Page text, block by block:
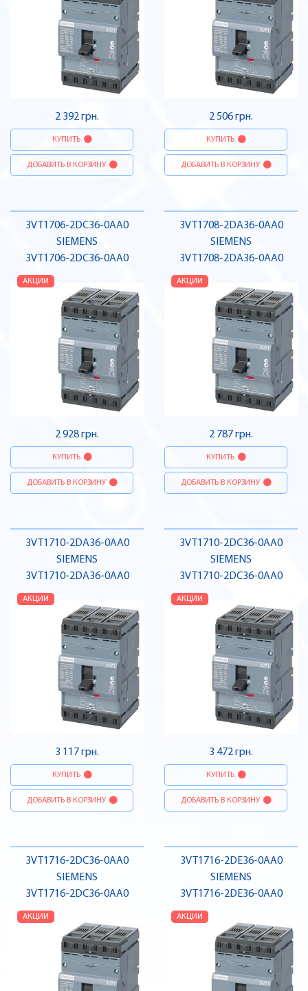
2 392 грн.
КУПИТЬ
ДОБАВИТЬ В КОРЗИНУ
2 506 грн.
КУПИТЬ
ДОБАВИТЬ В КОРЗИНУ
3VT1706-2DC36-0AA0
SIEMENS
3VT1706-2DC36-0AA0
АКЦИИ
2 928 грн.
КУПИТЬ
ДОБАВИТЬ В КОРЗИНУ
3VT1708-2DA36-0AA0
SIEMENS
3VT1708-2DA36-0AA0
АКЦИИ
2 787 грн.
КУПИТЬ
ДОБАВИТЬ В КОРЗИНУ
3VT1710-2DA36-0AA0
SIEMENS
3VT1710-2DA36-0AA0
АКЦИИ
3 117 грн.
КУПИТЬ
ДОБАВИТЬ В КОРЗИНУ
3VT1710-2DC36-0AA0
SIEMENS
3VT1710-2DC36-0AA0
АКЦИИ
3 472 грн.
КУПИТЬ
ДОБАВИТЬ В КОРЗИНУ
3VT1716-2DC36-0AA0
SIEMENS
3VT1716-2DC36-0AA0
АКЦИИ
3VT1716-2DE36-0AA0
SIEMENS
3VT1716-2DE36-0AA0
АКЦИИ